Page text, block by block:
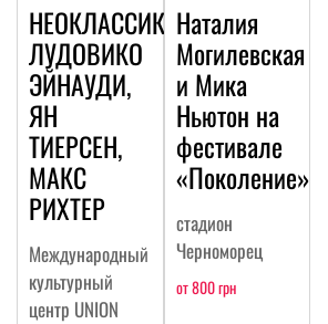
НЕОКЛАССИКА:
ЛУДОВИКО
ЭЙНАУДИ,
ЯН
ТИЕРСЕН,
МАКС
РИХТЕР
Международный
культурный
центр UNION
Наталия
Могилевская
и Мика
Ньютон на
фестивале
«Поколение»
стадион
Черноморец
от 800 грн